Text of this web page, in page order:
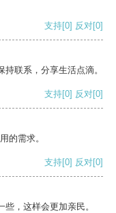
支持[0] 反对[0]
联系，分享生活点滴。
支持[0] 反对[0]
的需求。
支持[0] 反对[0]
，这样会更加亲民。